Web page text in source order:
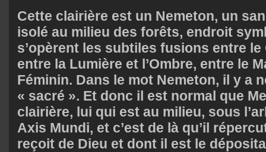
Cette clairière est un Nemeton, un
isolé au milieu des forêts, endroit
s’opèrent les subtiles fusions entre le
entre la Lumière et l’Ombre, entre le
Féminin. Dans le mot Nemeton, il y a
« sacré ». Et donc il est normal que
clairière, lui qui est au milieu, sous
Axis Mundi, et c’est de là qu’il
reçoit de Dieu et dont il est le